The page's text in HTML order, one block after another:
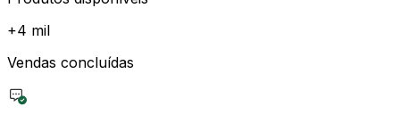
+4 mil
Vendas concluídas